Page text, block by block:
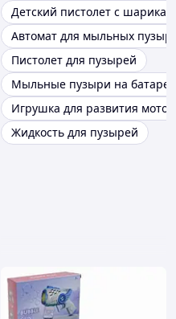
Детский пистолет с
Автомат для мыльных
Пистолет для пузырей
Мыльные пузыри на
Игрушка для развития
Жидкость для пузырей